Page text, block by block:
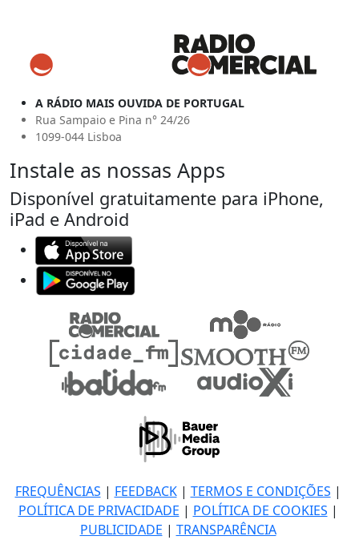
A RÁDIO MAIS OUVIDA DE PORTUGAL
Rua Sampaio e Pina n° 24/26
1099-044 Lisboa
Instale as nossas Apps
Disponível gratuitamente para iPhone,
iPad e Android
FREQUÊNCIAS | FEEDBACK| TERMOS E CONDIÇÕES |
POLÍTICA DE PRIVACIDADE | POLÍTICA DE COOKIES |
PUBLICIDADE | TRANSPARÊNCIA